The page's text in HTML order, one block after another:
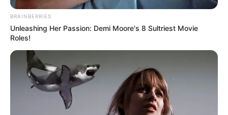
BRAINBERRIES
Unleashing Her Passion: Demi Moore's 8 Sultriest Movie
Roles!